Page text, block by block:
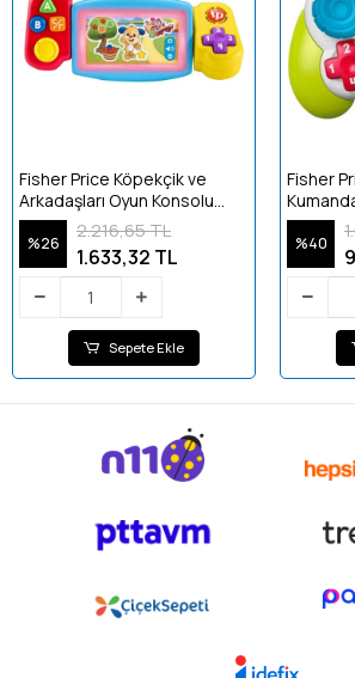
Fisher Price Köpekçik ve
Arkadaşları Oyun Konsolu
HNL54
%26
2.216,65 TL
1.633,32 TL
Sepete Ekle
Fisher
%40